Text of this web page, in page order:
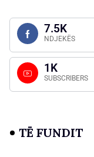
7.5K
NDJEKËS
1K
SUBSCRIBERS
TË FUNDIT